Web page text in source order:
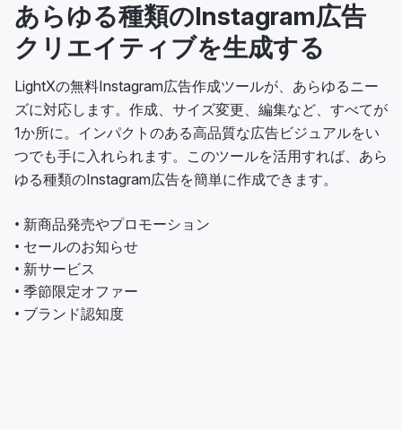
あらゆる種類のInstagram広告
クリエイティブを生成する
LightXの無料Instagram広告作成ツールが、あらゆるニー
ズに対応します。作成、サイズ変更、編集など、すべてが
1か所に。インパクトのある高品質な広告ビジュアルをい
つでも手に入れられます。このツールを活用すれば、あら
ゆる種類のInstagram広告を簡単に作成できます。
• 新商品発売やプロモーション
• セールのお知らせ
• 新サービス
• 季節限定オファー
• ブランド認知度